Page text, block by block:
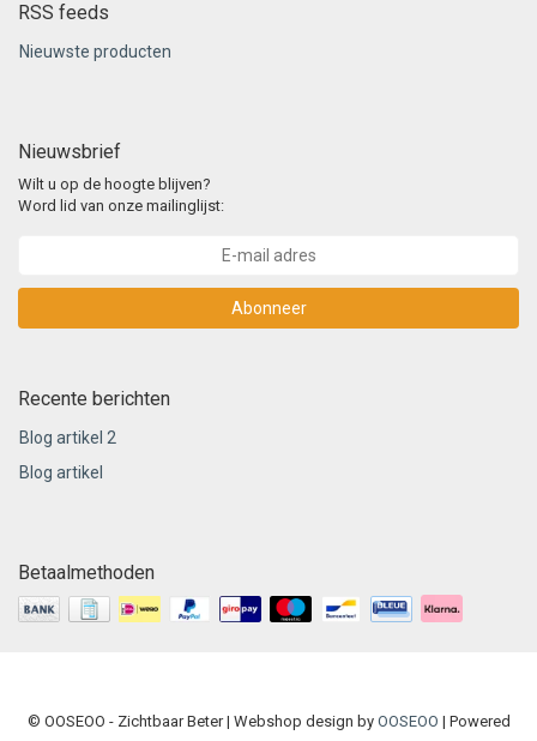
RSS feeds
Nieuwste producten
Nieuwsbrief
Wilt u op de hoogte blijven?
Word lid van onze mailinglijst:
Abonneer
Recente berichten
Blog artikel 2
Blog artikel
Betaalmethoden
© OOSEOO - Zichtbaar Beter | Webshop design by OOSEOO | Powered